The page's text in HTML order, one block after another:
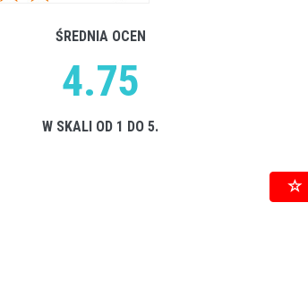
ŚREDNIA OCEN
4.75
W SKALI OD 1 DO 5.